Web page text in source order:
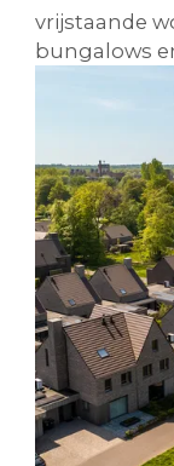
vrijstaande
bungalows